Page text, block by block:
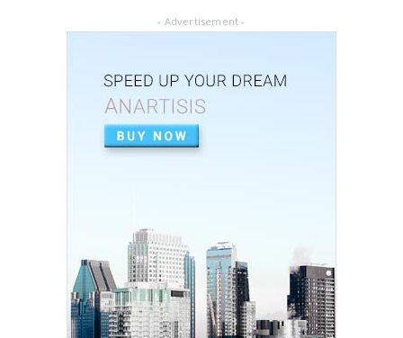
February 04, 2025
একালৰ উগ্ৰপন্থী কবলিত দূৰ্গম গাঁৱৰ পৰা ৰাষ্ট্ৰীয় পৰ্যায়লৈ ময়...
December 26, 2024
SOCIAL
- Advertisement -